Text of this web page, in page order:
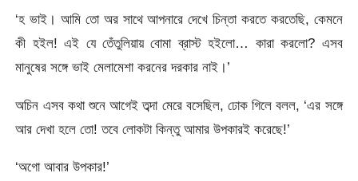
‘হ ভাই। আমি তো অর সাথে আপনারে দেখে চিন্তা করতে করতেছি, কেমনে
কী হইল! এই যে তেঁতুলিয়ায় বোমা ব্রাস্ট হইলো… কারা করলো? এসব
মানুষের সঙ্গে ভাই মেলামেশা করনের দরকার নাই।’
অচিন এসব কথা শুনে আগেই তব্দা মেরে বসেছিল, ঢোক গিলে বলল, ‘এর সঙ্গে
আর দেখা হলে তো! তবে লোকটা কিন্তু আমার উপকারই করেছে!’
‘অগো আবার উপকার!’